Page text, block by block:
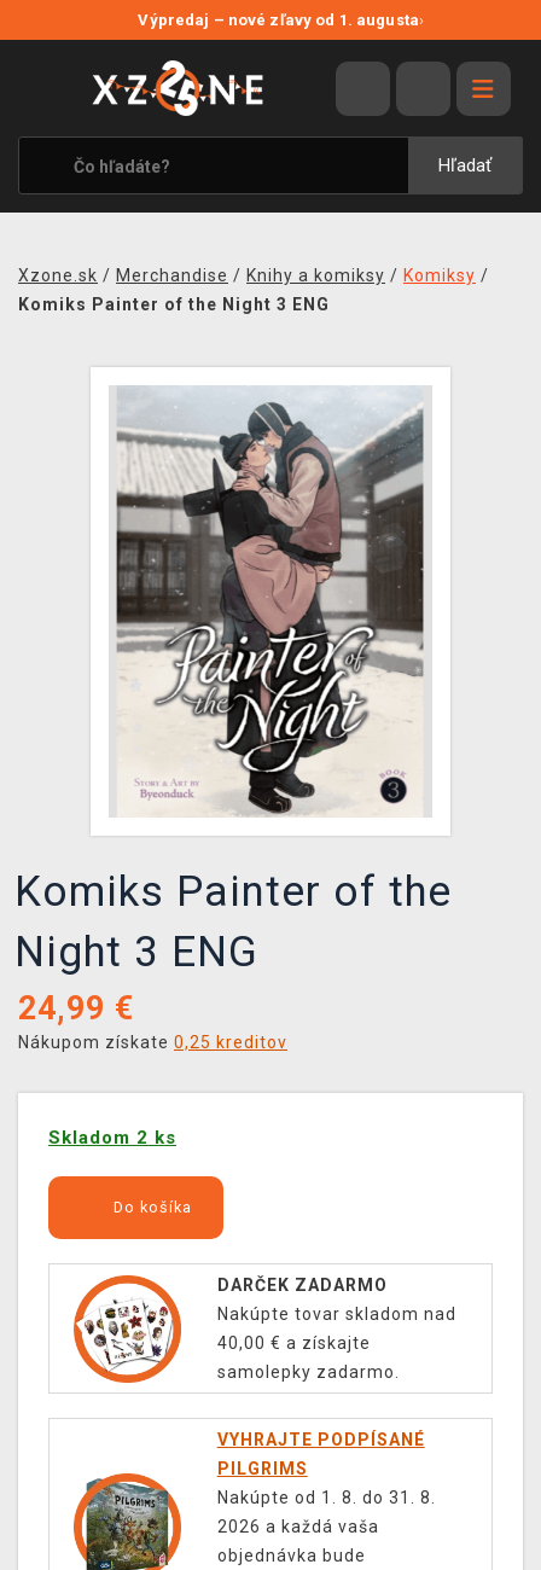
Výpredaj – nové zľavy od 1. augusta›
Hľadať
VÝPREDAJ
VIDEOHRY
XZONE ORIGINALS
TEMATIKY
MERCHANDISE
XZONE KLUB
Xzone.sk / Merchandise / Knihy a komiksy / Komiksy /
Komiks Painter of the Night 3 ENG
Komiks Painter of the
Night 3 ENG
24,99 €
Nákupom získate 0,25 kreditov
Skladom 2 ks
Do košíka
DARČEK ZADARMO
Nakúpte tovar skladom nad
40,00 € a získajte
samolepky zadarmo.
VYHRAJTE PODPÍSANÉ
PILGRIMS
Nakúpte od 1. 8. do 31. 8.
2026 a každá vaša
objednávka bude